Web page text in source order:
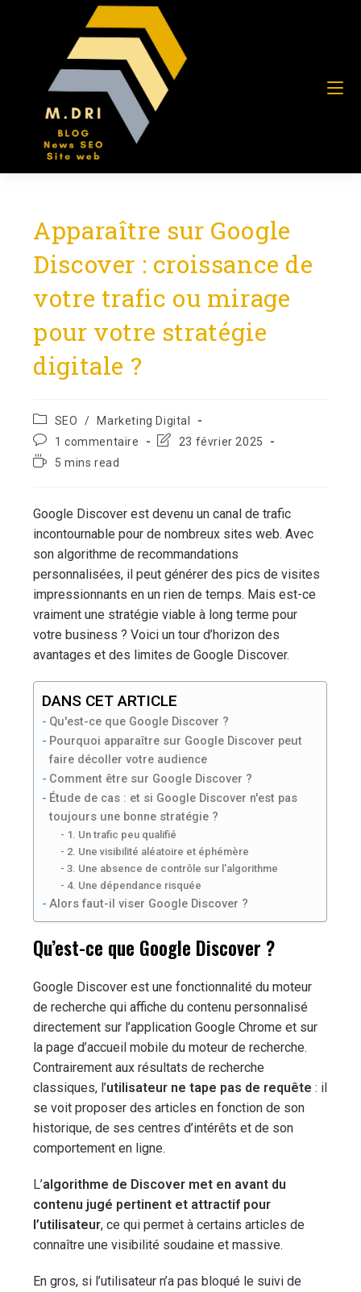
Apparaître sur Google
Discover : croissance de
votre trafic ou mirage
pour votre stratégie
digitale ?
SEO / Marketing Digital
1 commentaire
23 février 2025
5 mins read
Google Discover est devenu un canal de trafic
incontournable pour de nombreux sites web. Avec
son algorithme de recommandations
personnalisées, il peut générer des pics de visites
impressionnants en un rien de temps. Mais est-ce
vraiment une stratégie viable à long terme pour
votre business ? Voici un tour d’horizon des
avantages et des limites de Google Discover.
DANS CET ARTICLE
Qu'est-ce que Google Discover ?
Pourquoi apparaître sur Google Discover peut
faire décoller votre audience
Comment être sur Google Discover ?
Étude de cas : et si Google Discover n'est pas
toujours une bonne stratégie ?
1. Un trafic peu qualifié
2. Une visibilité aléatoire et éphémère
3. Une absence de contrôle sur l'algorithme
4. Une dépendance risquée
Alors faut-il viser Google Discover ?
Qu’est-ce que Google Discover ?
Google Discover est une fonctionnalité du moteur
de recherche qui affiche du contenu personnalisé
directement sur l’application Google Chrome et sur
la page d’accueil mobile du moteur de recherche.
Contrairement aux résultats de recherche
classiques, l’utilisateur ne tape pas de requête : il
se voit proposer des articles en fonction de son
historique, de ses centres d’intérêts et de son
comportement en ligne.
L’algorithme de Discover met en avant du
contenu jugé pertinent et attractif pour
l’utilisateur, ce qui permet à certains articles de
connaître une visibilité soudaine et massive.
En gros, si l’utilisateur n’a pas bloqué le suivi de